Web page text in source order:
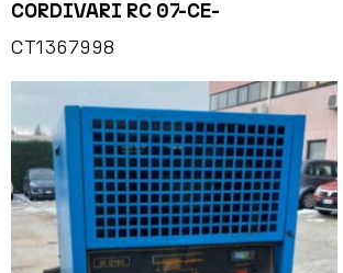
CORDIVARI RC 07-CE-
CT1367998